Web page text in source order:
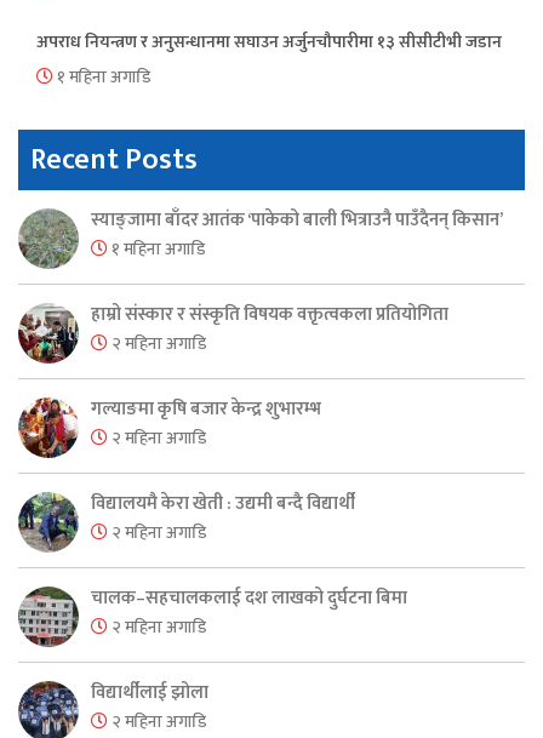
अपराध नियन्त्रण र अनुसन्धानमा सघाउन अर्जुनचौपारीमा १३ सीसीटीभी जडान
१ महिना अगाडि
Recent Posts
स्याङ्जामा बाँदर आतंक ‘पाकेको बाली भित्राउनै पाउँदैनन् किसान’
१ महिना अगाडि
हाम्रो संस्कार र संस्कृति विषयक वक्तृत्वकला प्रतियोगिता
२ महिना अगाडि
गल्याङमा कृषि बजार केन्द्र शुभारम्भ
२ महिना अगाडि
विद्यालयमै केरा खेती : उद्यमी बन्दै विद्यार्थी
२ महिना अगाडि
चालक–सहचालकलाई दश लाखको दुर्घटना बिमा
२ महिना अगाडि
विद्यार्थीलाई झोला
२ महिना अगाडि